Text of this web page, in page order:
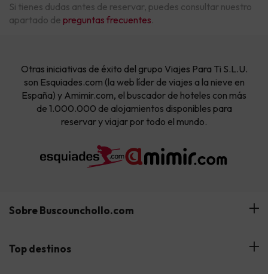
Si tienes dudas antes de reservar, puedes consultar nuestro
apartado de preguntas frecuentes.
Otras iniciativas de éxito del grupo Viajes Para Ti S.L.U.
son Esquiades.com (la web líder de viajes a la nieve en
España) y Amimir.com, el buscador de hoteles con más
de 1.000.000 de alojamientos disponibles para
reservar y viajar por todo el mundo.
Sobre Buscounchollo.com
¿Quiénes somos?
Top destinos